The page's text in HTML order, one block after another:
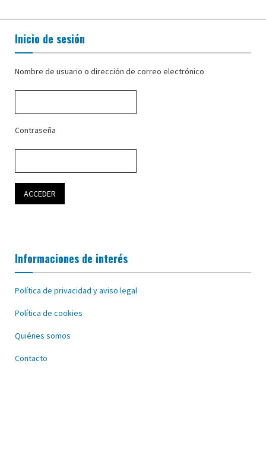
Inicio de sesión
Nombre de usuario o dirección de correo electrónico
Contraseña
Informaciones de interés
Política de privacidad y aviso legal
Política de cookies
Quiénes somos
Contacto